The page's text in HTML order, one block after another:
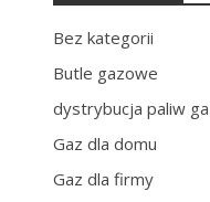
Bez kategorii
Butle gazowe
dystrybucja paliw
Gaz dla domu
Gaz dla firmy